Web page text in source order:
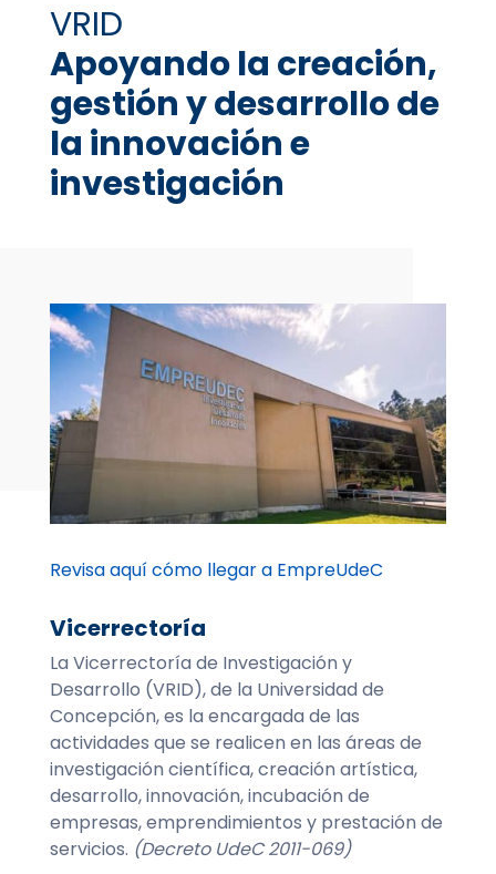
VRID
Apoyando la creación,
gestión y desarrollo de
la innovación e
investigación
Revisa aquí cómo llegar a EmpreUdeC
Vicerrectoría
La Vicerrectoría de Investigación y
Desarrollo (VRID), de la Universidad de
Concepción, es la encargada de las
actividades que se realicen en las áreas de
investigación científica, creación artística,
desarrollo, innovación, incubación de
empresas, emprendimientos y prestación de
servicios. (Decreto UdeC 2011-069)